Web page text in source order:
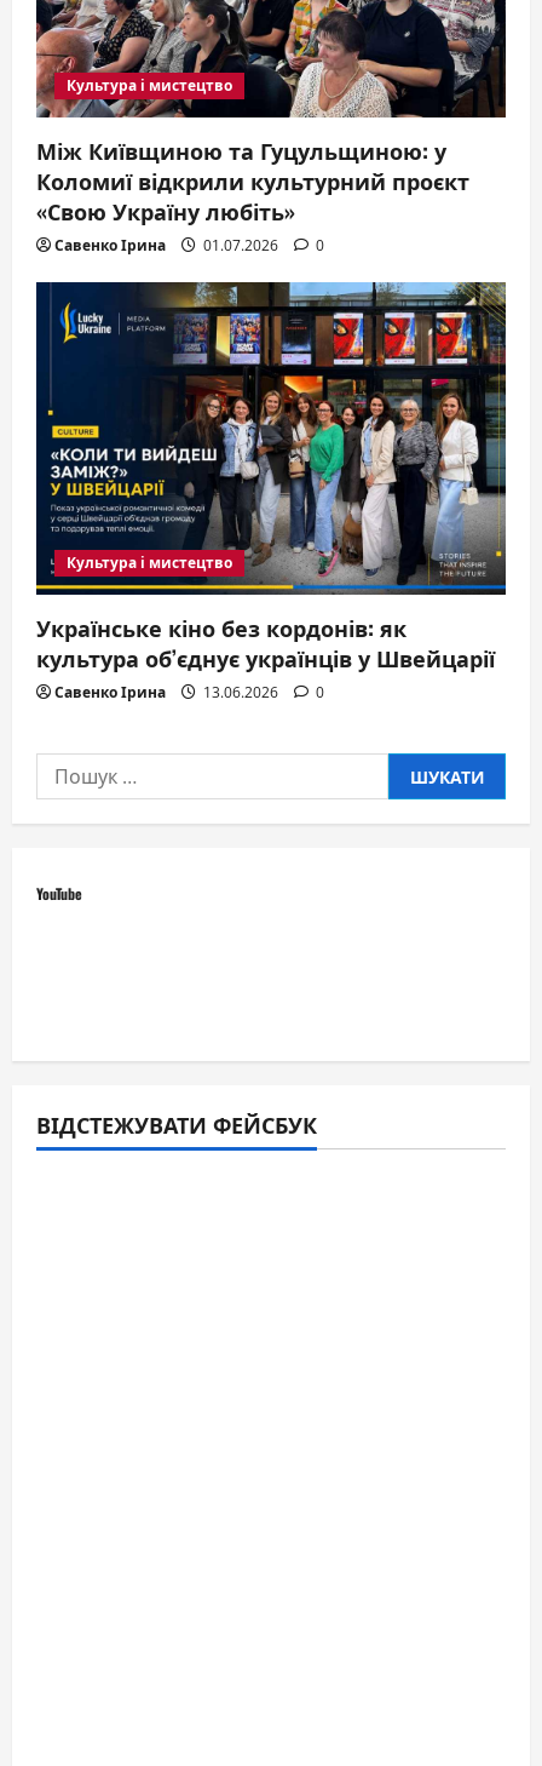
Культура і мистецтво
Між Київщиною та Гуцульщиною: у
Коломиї відкрили культурний проєкт
«Свою Україну любіть»
Савенко Ірина 01.07.2026 0
Культура і мистецтво
Українське кіно без кордонів: як
культура об’єднує українців у Швейцарії
Савенко Ірина 13.06.2026 0
Пошук:
YouTube
ВІДСТЕЖУВАТИ ФЕЙСБУК